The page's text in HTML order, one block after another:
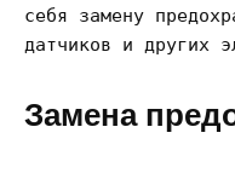
себя замену
датчиков и других
Замена